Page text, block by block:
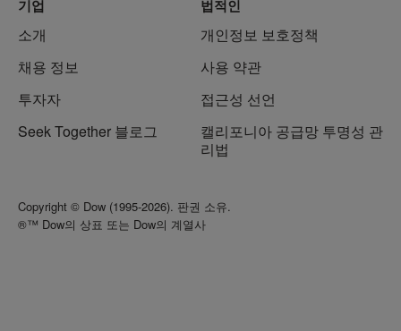
기업
소개
채용 정보
투자자
Seek Together 블로그
법적인
개인정보 보호정책
사용 약관
접근성 선언
캘리포니아 공급망 투명성 관
리법
Copyright © Dow (1995-2026). 판권 소유.
®™ Dow의 상표 또는 Dow의 계열사